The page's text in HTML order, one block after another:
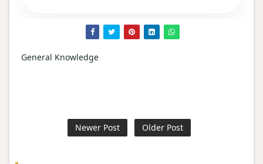
General Knowledge
Newer Post Older Post